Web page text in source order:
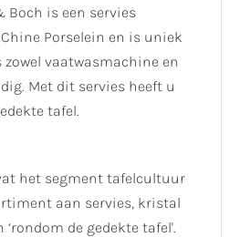
Boch is een servies
Porselein en is uniek
vaatwasmachine en
Met dit servies heeft u
tafel.
het segment tafelcultuur
aan servies, kristal
de gedekte tafel'.